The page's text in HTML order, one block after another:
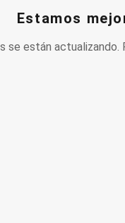
Estamos
se están